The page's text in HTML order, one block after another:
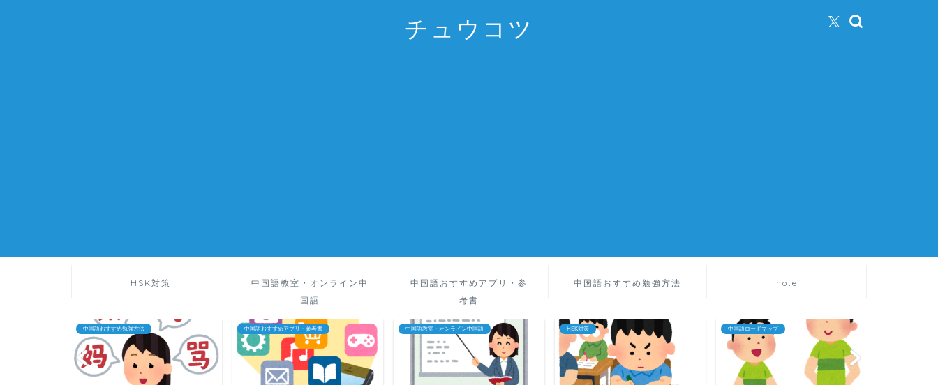
チュウコツ
HSK対策
中国語教室・オンライン中
国語
中国語おすすめアプリ・参
考書
中国語おすすめ勉強方法 note
中国語おすすめアプリ・参考書 中国語教室・オンライン中国語 HSK対策 中国語ロードマップ プロフィール